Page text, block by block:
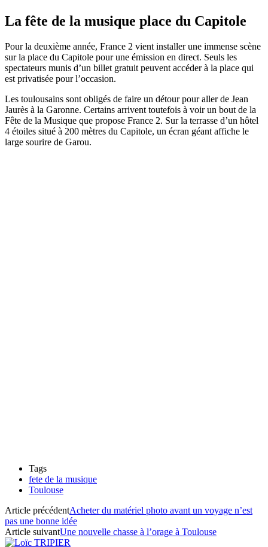
La fête de la musique place du Capitole
Pour la deuxième année, France 2 vient installer une immense scène
sur la place du Capitole pour une émission en direct. Seuls les
spectateurs munis d’un billet gratuit peuvent accéder à la place qui
est privatisée pour l’occasion.
Les toulousains sont obligés de faire un détour pour aller de Jean
Jaurès à la Garonne. Certains arrivent toutefois à voir un bout de la
Fête de la Musique que propose France 2. Sur la terrasse d’un hôtel
4 étoiles situé à 200 mètres du Capitole, un écran géant affiche le
large sourire de Garou.
Tags
fete de la musique
Toulouse
Article précédentAcheter du matériel photo avant un voyage n’est
pas une bonne idée
Article suivantUne nouvelle chasse à l’orage à Toulouse